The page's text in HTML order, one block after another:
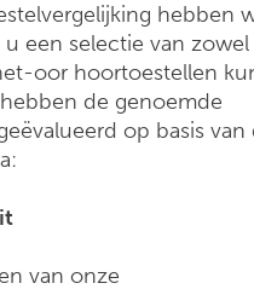
hebben
een selectie van
oor hoortoestellen
de genoemde
op basis van
van onze